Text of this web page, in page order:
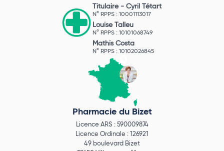
Titulaire - Cyril Tétart
N° RPPS : 10001113017
Louise Talleu
N° RPPS : 10101068749
Mathis Costa
N° RPPS : 10102026845
Pharmacie du Bizet
Licence ARS : 590009874
Licence Ordinale : 126921
49 boulevard Bizet